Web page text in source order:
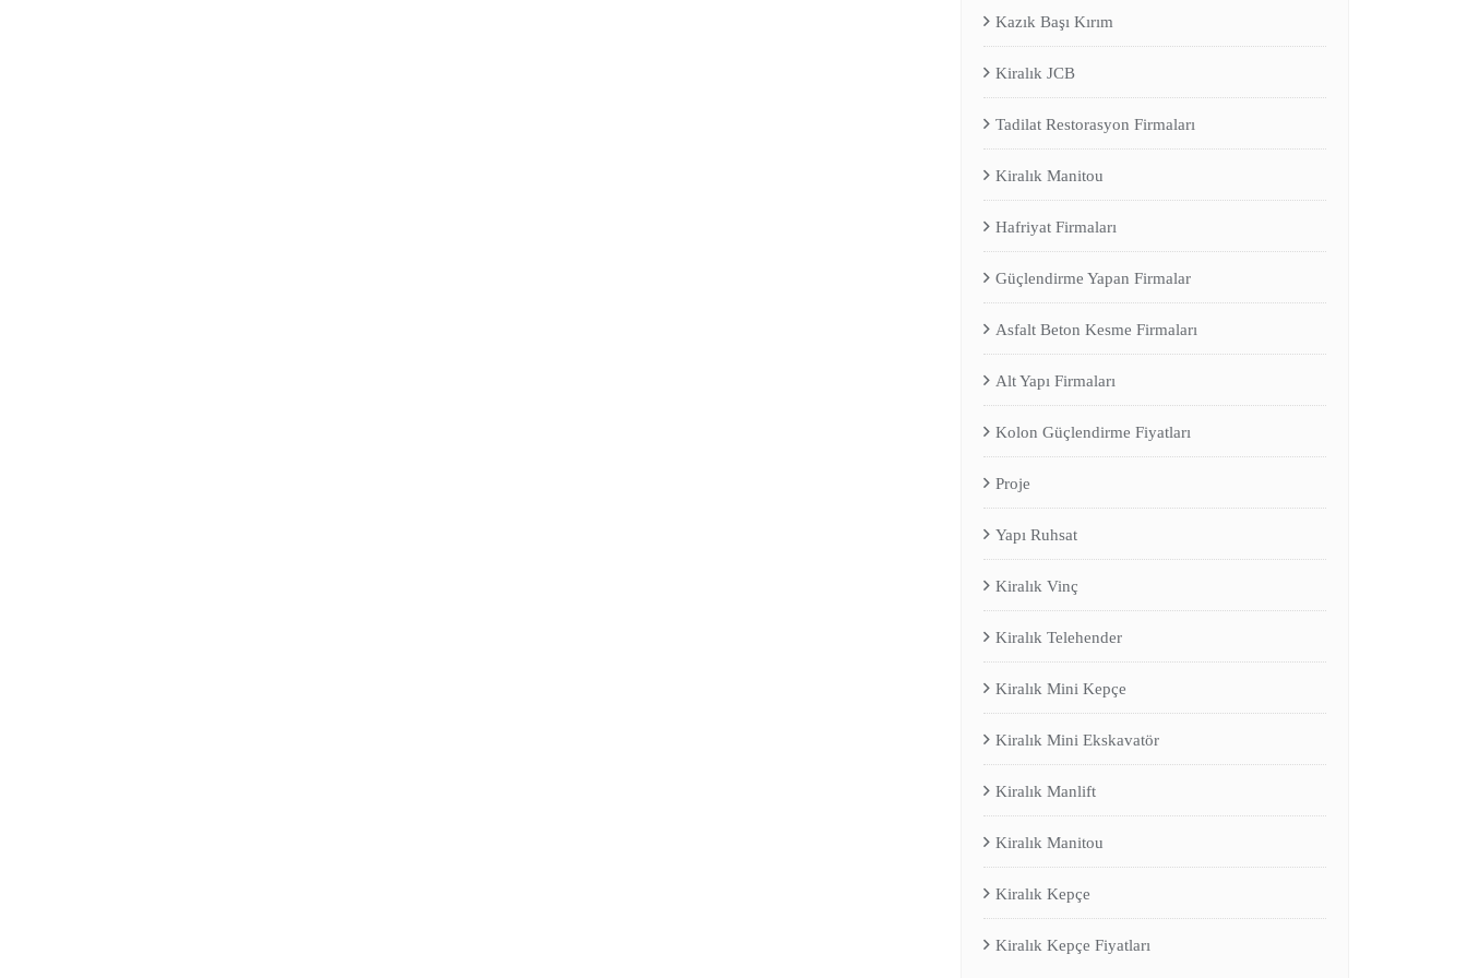
Kazık Başı Kırım
Kiralık JCB
Tadilat Restorasyon Firmaları
Kiralık Manitou
Hafriyat Firmaları
Güçlendirme Yapan Firmalar
Asfalt Beton Kesme Firmaları
Alt Yapı Firmaları
Kolon Güçlendirme Fiyatları
Proje
Yapı Ruhsat
Kiralık Vinç
Kiralık Telehender
Kiralık Mini Kepçe
Kiralık Mini Ekskavatör
Kiralık Manlift
Kiralık Manitou
Kiralık Kepçe
Kiralık Kepçe Fiyatları